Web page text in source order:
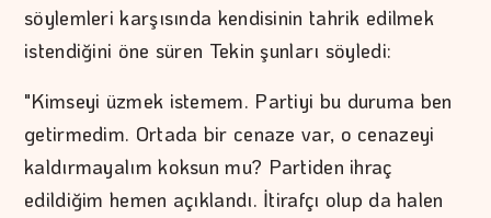
söylemleri karşısında kendisinin tahrik edilmek
istendiğini öne süren Tekin şunları söyledi:
"Kimseyi üzmek istemem. Partiyi bu duruma ben
getirmedim. Ortada bir cenaze var, o cenazeyi
kaldırmayalım koksun mu? Partiden ihraç
edildiğim hemen açıklandı. İtirafçı olup da halen